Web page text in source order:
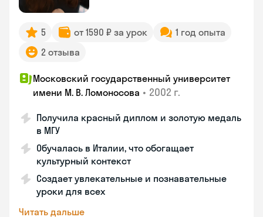
5 от 1590 ₽ за урок
1 год опыта
2 отзыва
Московский государственный университет
имени М. В. Ломоносова • 2002 г.
Получила красный диплом и золотую медаль
в МГУ
Обучалась в Италии, что обогащает
культурный контекст
Создает увлекательные и познавательные
уроки для всех
Читать дальше